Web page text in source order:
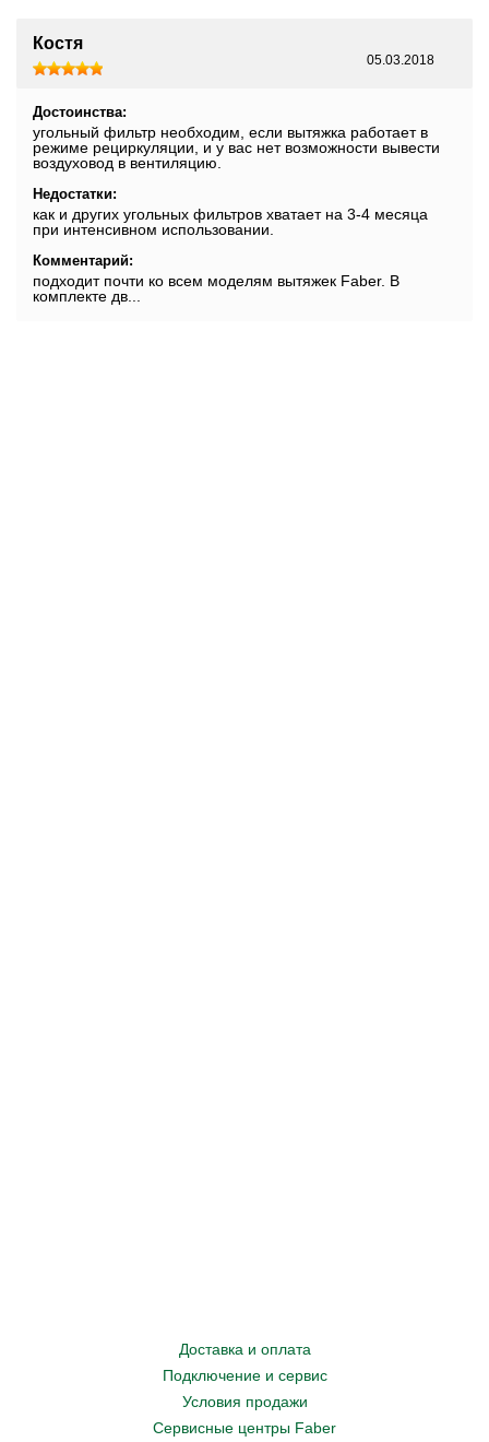
Костя
05.03.2018
Достоинства:
угольный фильтр необходим, если вытяжка работает в
режиме рециркуляции, и у вас нет возможности вывести
воздуховод в вентиляцию.
Недостатки:
как и других угольных фильтров хватает на 3-4 месяца
при интенсивном использовании.
Комментарий:
подходит почти ко всем моделям вытяжек Faber. В
комплекте дв...
Доставка и оплата
Подключение и сервис
Условия продажи
Сервисные центры Faber